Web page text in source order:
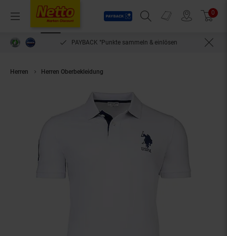
Menü
Payback
Suchfeld einblenden
Prospekte 0
PAYBACK °Punkte sammeln & einlösen
Herren Herren Oberbekleidung